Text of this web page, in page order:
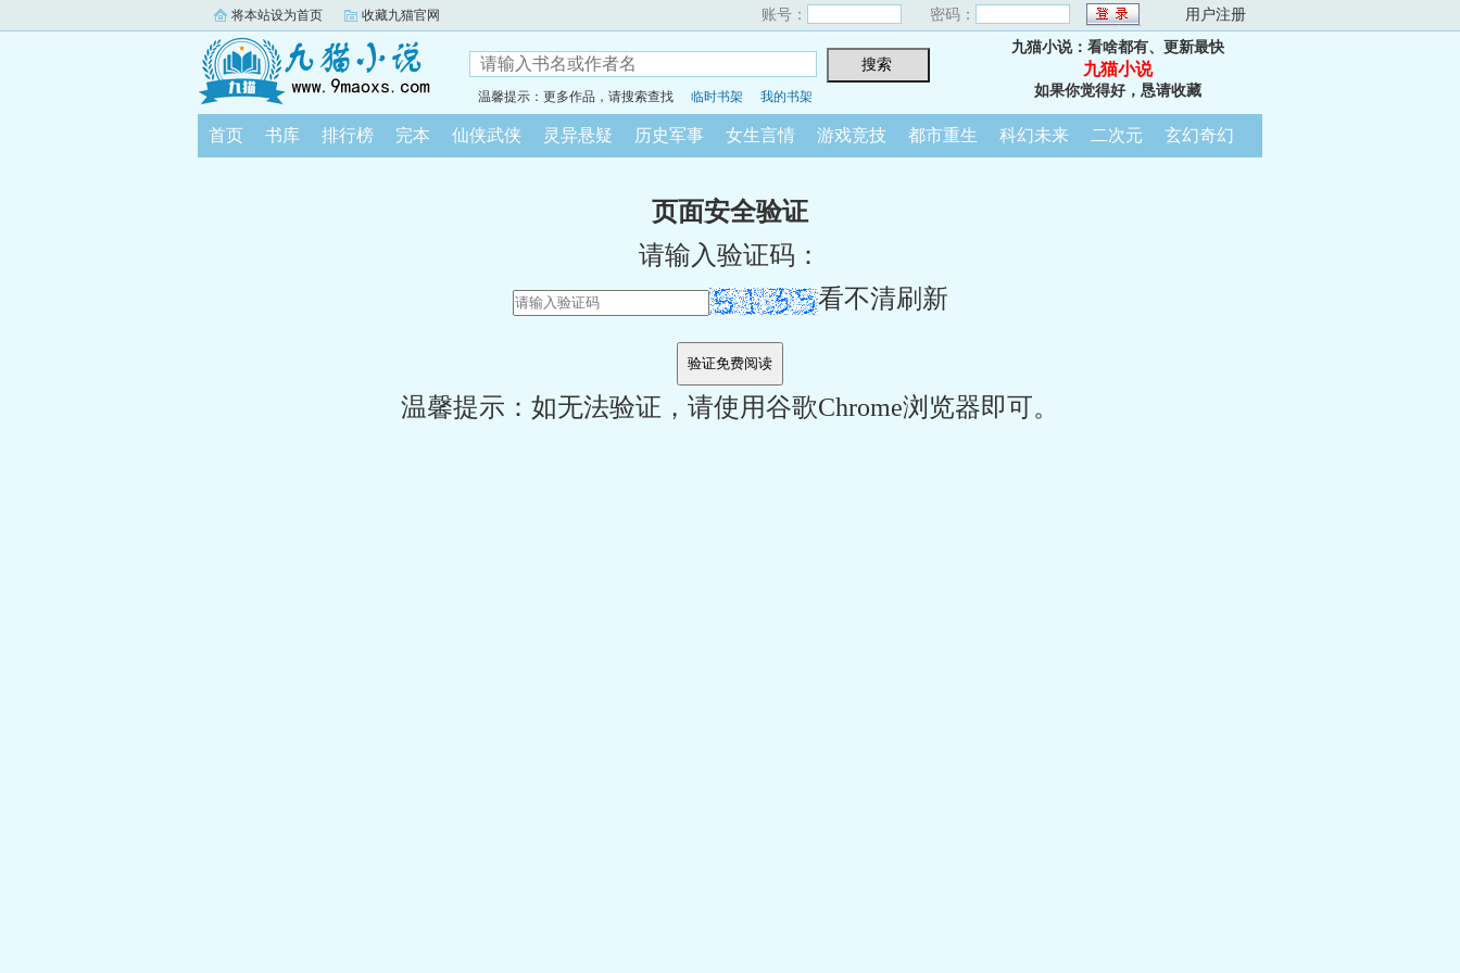
将本站设为首页 收藏九猫官网 账号： 密码： 用户注册
温馨提示：更多作品，请搜索查找 临时书架 我的书架
九猫小说：看啥都有、更新最快
九猫小说
如果你觉得好，恳请收藏
首页 书库 排行榜 完本 仙侠武侠 灵异悬疑 历史军事 女生言情 游戏竞技 都市重生 科幻未来 二次元 玄幻奇幻
页面安全验证
请输入验证码：
看不清刷新
温馨提示：如无法验证，请使用谷歌Chrome浏览器即可。